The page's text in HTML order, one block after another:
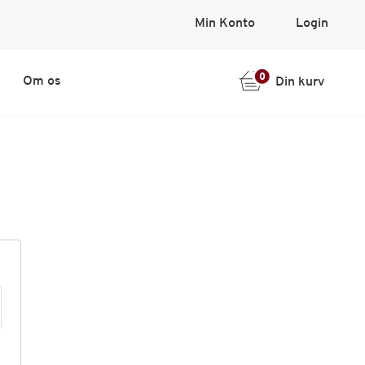
Min Konto Login
Om os 0 Din kurv